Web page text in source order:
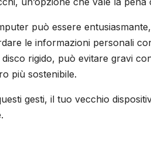
può essere
le informazioni personali
rigido, può evitare gravi
più sostenibile.
gesti, il tuo vecchio